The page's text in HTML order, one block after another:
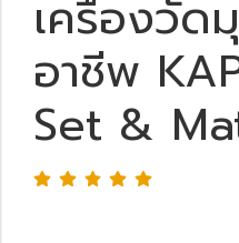
เครื่องวัด
อาชีพ
Set &